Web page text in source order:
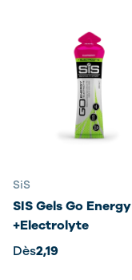
SiS
SIS Gels Go Energy
+Electrolyte
Dès2,19